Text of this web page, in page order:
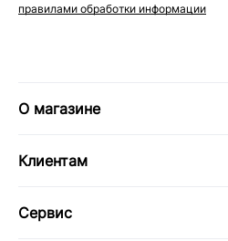
правилами обработки информации
О магазине
Клиентам
Сервис